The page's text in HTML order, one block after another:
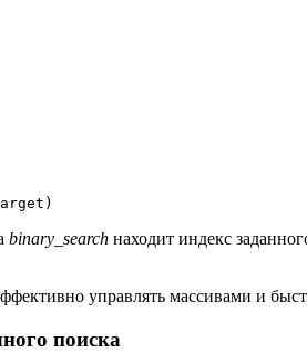
binary_search находит индекс
управлять массивами и
поиска